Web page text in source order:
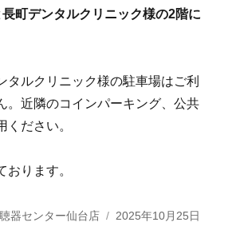
町デンタルクリニック様の2階に
ルクリニック様の駐車場はご利
。近隣のコインパーキング、公共
ください。
おります。
器センター仙台店
投
2025年10月25日